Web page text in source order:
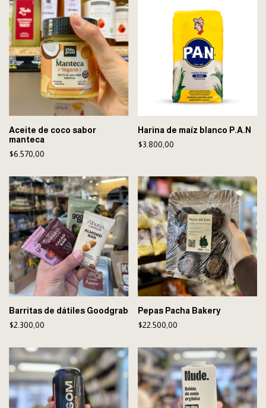
Aceite de coco sabor
manteca
$6.570,00
Harina de maíz blanco P.A.N
$3.800,00
Barritas de dátiles Goodgrab
$2.300,00
Pepas Pacha Bakery
$22.500,00